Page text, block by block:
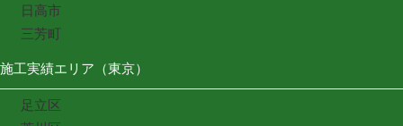
日高市
三芳町
施工実績エリア（東京）
足立区